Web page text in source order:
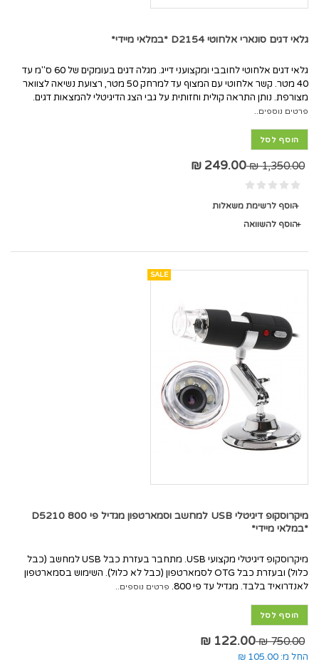
גלאי דגים סונארי אלחוטי D2154 *במלאי מיידי*
גלאי דגים אלחוטי לחובבי ומקצועני דייג. מגלה דגים בעומקים של 60 ס"מ עד
40 מטר. קשר אלחוטי עם המצוף עד למרחק 50 מטר, רצועת נשיאה לצוואר
מצורפת. נותן התראה קולית וחזותית על גבי הצג הדיגיטלי להמצאות דגים.
פרטים נוספים..
הוסף לסל
1,350.00 ₪
249.00 ₪
הוסף לרשימת משאלות
הוסף להשוואה
SALE
מיקרוסקופ דיגיטלי USB למחשב וסמארטפון מגדיל פי 800 D5210
*במלאי מיידי*
מיקרוסקופ דיגיטלי מקצועי USB. מתחבר בעזרת כבל USB למחשב (כבל
כלול) ובעזרת כבל OTG לסמארטפון (כבל לא כלול). השימוש בסמארטפון
לאנדרואיד בלבד. מגדיל עד פי 800.
פרטים נוספים..
הוסף לסל
750.00 ₪
122.00 ₪
החל מ: 105.00 ₪